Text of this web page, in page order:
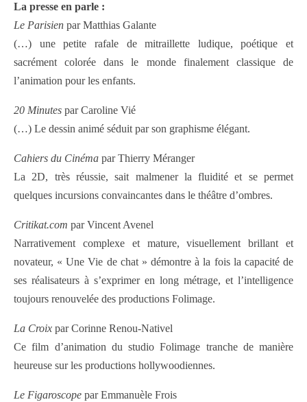
La presse en parle :
Le Parisien par Matthias Galante
(…) une petite rafale de mitraillette ludique, poétique et
sacrément colorée dans le monde finalement classique de
l’animation pour les enfants.
20 Minutes par Caroline Vié
(…) Le dessin animé séduit par son graphisme élégant.
Cahiers du Cinéma par Thierry Méranger
La 2D, très réussie, sait malmener la fluidité et se permet
quelques incursions convaincantes dans le théâtre d’ombres.
Critikat.com par Vincent Avenel
Narrativement complexe et mature, visuellement brillant et
novateur, « Une Vie de chat » démontre à la fois la capacité de
ses réalisateurs à s’exprimer en long métrage, et l’intelligence
toujours renouvelée des productions Folimage.
La Croix par Corinne Renou-Nativel
Ce film d’animation du studio Folimage tranche de manière
heureuse sur les productions hollywoodiennes.
Le Figaroscope par Emmanuèle Frois